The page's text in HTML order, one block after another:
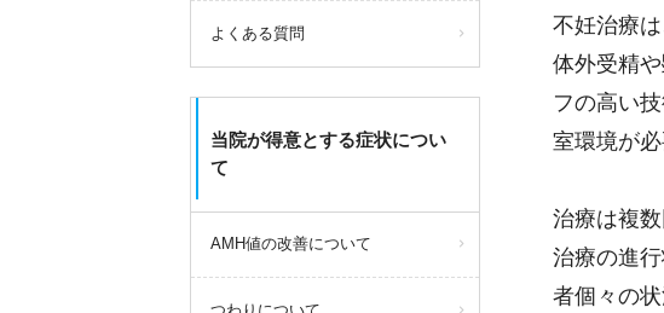
不妊治療
体外受精
フの高い
室環境が
治療は複
治療の進
者個々の
よくある質問
当院が得意とする症状につい
て
AMH値の改善について